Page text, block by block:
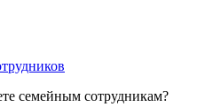
семейным сотрудникам?